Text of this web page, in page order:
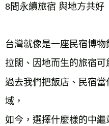
8間永續旅宿 與地方共好
台灣就像是一座民宿博
拉闊、因地而生的旅宿可
過去我們把飯店、民宿
域，
如今，選擇什麼樣的中